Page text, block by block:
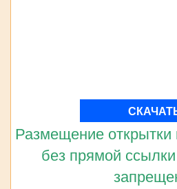
Размещение открытки
без прямой